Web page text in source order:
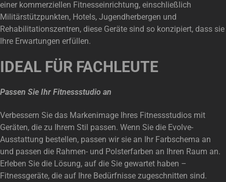
einer kommerziellen Fitnesseinrichtung, einschließlich
Militärstützpunkten, Hotels, Jugendherbergen und
Rehabilitationszentren, diese Geräte sind so konzipiert, dass sie
Ihre Erwartungen erfüllen.
IDEAL FÜR FACHLEUTE
Passen Sie Ihr Fitnessstudio an
Verbessern Sie das Markenimage Ihres Fitnessstudios mit
Geräten, die zu Ihrem Stil passen. Wenn Sie die Evolve-
Ausstattung bestellen, passen wir sie an Ihr Farbschema an
und passen die Rahmen- und Polsterfarben an Ihren Raum an.
Erleben Sie die Lösung, auf die Sie gewartet haben –
Fitnessgeräte, die auf Ihre Bedürfnisse zugeschnitten sind.